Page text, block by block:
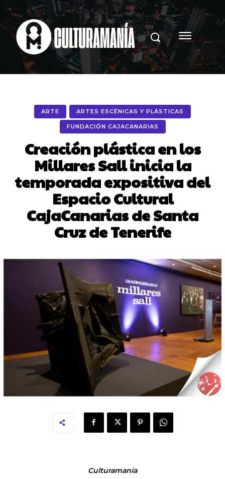
ARTE ARTES ESCÉNICAS Y PLÁSTICAS
FUNDACIÓN CAJACANARIAS
Creación plástica en los
Millares Sall inicia la
temporada expositiva del
Espacio Cultural
CajaCanarias de Santa
Cruz de Tenerife
Culturamanía